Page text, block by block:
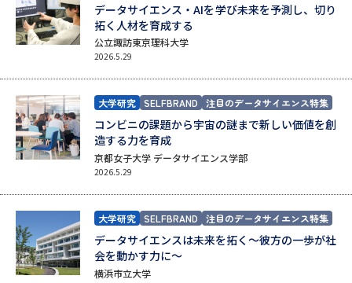
先輩が入学を決めた理由 テレメール全国一斉進学調査
新生活お役立ちガイド
学問発見
学問のミニ講義「夢ナビ講義」 学問分野解説
データサイエンス・AIを学び未来を予測し、切り
拓く人材を育成する
公立諏訪東京理科大学
2026.5.29
大学研究 SELFBRAND 注目のデータサイエンス特集
コンビニの課題から宇宙の謎まで新しい価値を創
造する力を育成
京都女子大学 データサイエンス学部
2026.5.29
大学研究 SELFBRAND 注目のデータサイエンス特集
データサイエンスは未来を拓く～彼方の一歩が社
会を動かす力に～
横浜市立大学